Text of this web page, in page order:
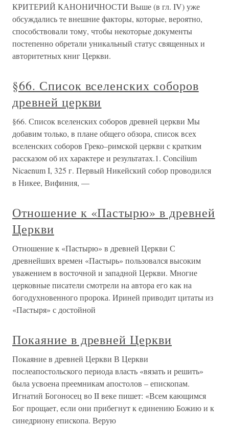
КРИТЕРИЙ КАНОНИЧНОСТИ Выше (в гл. IV) уже
обсуждались те внешние факторы, которые, вероятно,
способствовали тому, чтобы некоторые документы
постепенно обретали уникальный статус священных и
авторитетных книг Церкви.
§66. Список вселенских соборов
древней церкви
§66. Список вселенских соборов древней церкви Мы
добавим только, в плане общего обзора, список всех
вселенских соборов Греко–римской церкви с кратким
рассказом об их характере и результатах.1. Concilium
Nicaenum I, 325 г. Первый Никейский собор проводился
в Никее, Вифиния, —
Отношение к «Пастырю» в древней
Церкви
Отношение к «Пастырю» в древней Церкви С
древнейших времен «Пастырь» пользовался высоким
уважением в восточной и западной Церкви. Многие
церковные писатели смотрели на автора его как на
богодухновенного пророка. Ириней приводит цитаты из
«Пастыря» с достойной
Покаяние в древней Церкви
Покаяние в древней Церкви В Церкви
послеапостольского периода власть «вязать и решить»
была усвоена преемникам апостолов – епископам.
Игнатий Богоносец во II веке пишет: «Всем кающимся
Бог прощает, если они прибегнут к единению Божию и к
синедриону епископа. Верую